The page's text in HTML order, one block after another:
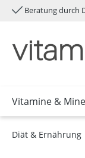
springen Zur
Beratung durch
Vitamine &
Diät & Ernährung